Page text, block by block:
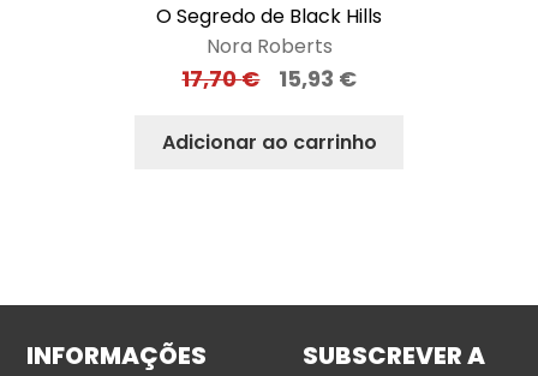
O Segredo de Black Hills
Nora Roberts
17,70€ 15,93 €
Adicionar ao carrinho
INFORMAÇÕES
SUBSCREVER A